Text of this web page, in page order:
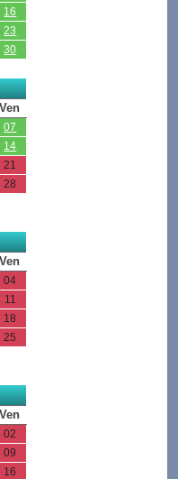
16
23
30
Ven
07
14
21
28
Ven
04
11
18
25
Ven
02
09
16